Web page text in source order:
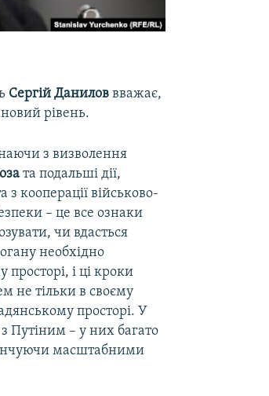
Сергій Даниловвважає,
рівень.
з визволення
та подальші дії,
з кооперації військово-
– це все ознаки
чи вдасться
необхідно
просторі, і ці кроки
не тільки в своєму
просторі. У
з Путіним – у них багато
масштабними